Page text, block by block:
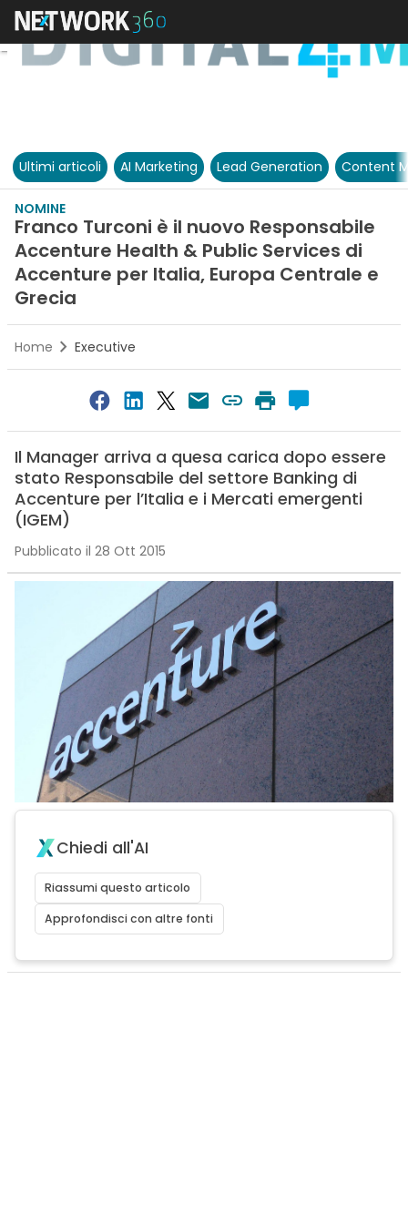
Ultimi articoli AI Marketing Lead Generation Content
NOMINE
Franco Turconi è il nuovo Responsabile
Accenture Health & Public Services di
Accenture per Italia, Europa Centrale e
Grecia
Home Executive
Il Manager arriva a quesa carica dopo essere
stato Responsabile del settore Banking di
Accenture per l’Italia e i Mercati emergenti
(IGEM)
Pubblicato il 28 Ott 2015
Chiedi all'AI
Riassumi questo articolo
Approfondisci con altre fonti